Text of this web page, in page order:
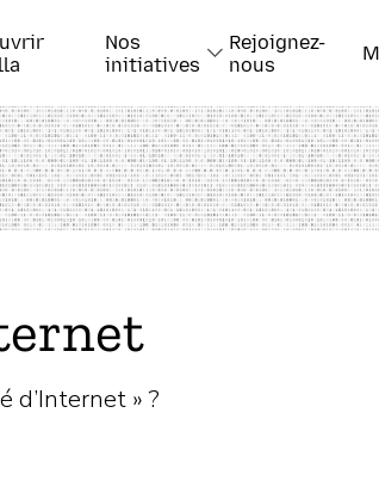
Nos
initiatives
Rejoignez-
nous
d’Internet » ?